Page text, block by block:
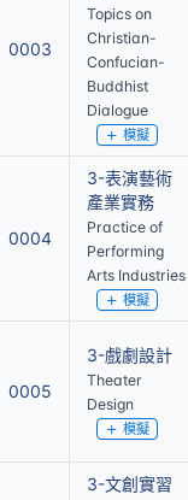
0003
Topics on
Christian-
Confucian-
Buddhist
Dialogue
模擬
0004
3-表演藝術
產業實務
Practice of
Performing
Arts Industries
模擬
0005
3-戲劇設計
Theater
Design
模擬
3-文創實習